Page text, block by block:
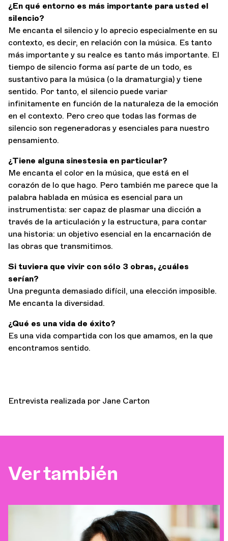
¿En qué entorno es más importante para usted el
silencio?
Me encanta el silencio y lo aprecio especialmente en su
contexto, es decir, en relación con la música. Es tanto
más importante y su realce es tanto más importante. El
tiempo de silencio forma así parte de un todo, es
sustantivo para la música (o la dramaturgia) y tiene
sentido. Por tanto, el silencio puede variar
infinitamente en función de la naturaleza de la emoción
en el contexto. Pero creo que todas las formas de
silencio son regeneradoras y esenciales para nuestro
pensamiento.
¿Tiene alguna sinestesia en particular?
Me encanta el color en la música, que está en el
corazón de lo que hago. Pero también me parece que la
palabra hablada en música es esencial para un
instrumentista: ser capaz de plasmar una dicción a
través de la articulación y la estructura, para contar
una historia: un objetivo esencial en la encarnación de
las obras que transmitimos.
Si tuviera que vivir con sólo 3 obras, ¿cuáles
serían?
Una pregunta demasiado difícil, una elección imposible.
Me encanta la diversidad.
¿Qué es una vida de éxito?
Es una vida compartida con los que amamos, en la que
encontramos sentido.
Entrevista realizada por Jane Carton
Ver también